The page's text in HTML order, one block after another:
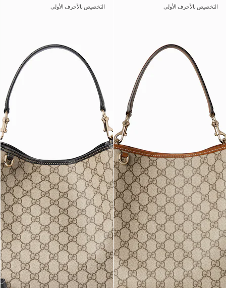
التخصيص بالأحرف الأولى التخصيص بالأحرف الأولى